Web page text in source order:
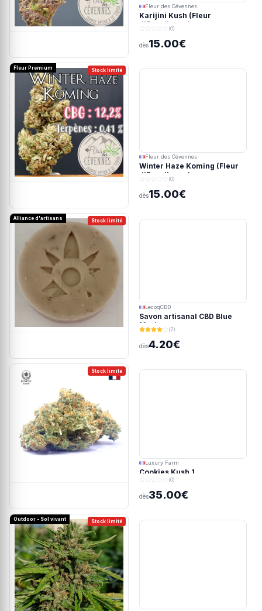
Fleur des Cévennes
Karijini Kush (Fleur
d'Excellence)
(0)
dès15.00€
Stock limité
Fleur Premium
Fleur des Cévennes
Winter Haze Koming (Fleur
d'Excellence)
(0)
dès15.00€
Stock limité
Alliance d'artisans
LecoqCBD
Savon artisanal CBD Blue
Meringue
(2)
dès4.20€
Stock limité
Luxury Farm
Cookies Kush 1
(0)
dès35.00€
Stock limité
Outdoor - Sol vivant